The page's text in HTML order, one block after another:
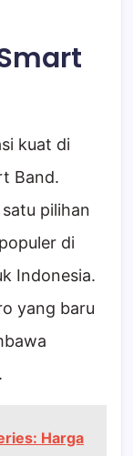
kuat di
Band.
pilihan
di
Indonesia.
yang baru
Harga